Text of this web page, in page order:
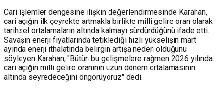
Cari işlemler dengesine ilişkin değerlendirmesinde Karahan,
cari açığın ilk çeyrekte artmakla birlikte milli gelire oran olarak
tarihsel ortalamaların altında kalmayı sürdürdüğünü ifade etti.
Savaşın enerji fiyatlarında tetiklediği hızlı yükselişin mart
ayında enerji ithalatında belirgin artışa neden olduğunu
söyleyen Karahan, "Bütün bu gelişmelere rağmen 2026 yılında
cari açığın milli gelire oranının uzun dönem ortalamasının
altında seyredeceğini öngörüyoruz" dedi.